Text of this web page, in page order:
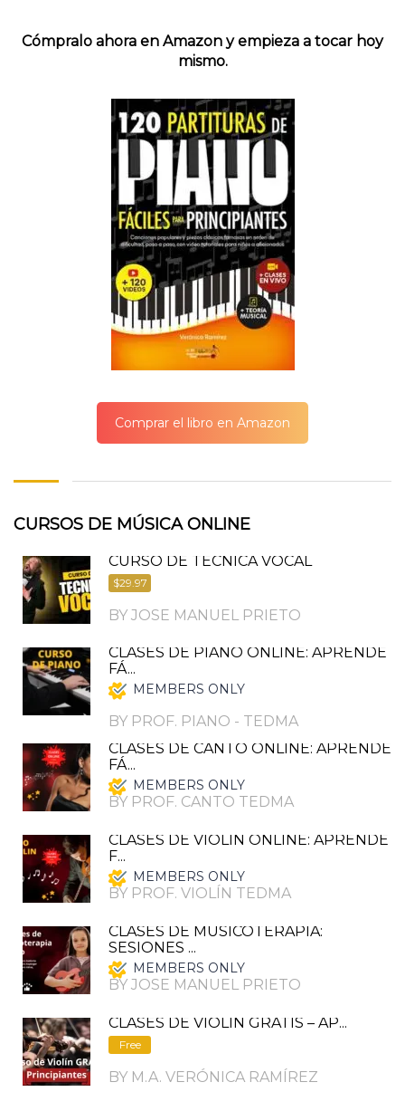
Cómpralo ahora en Amazon y empieza a tocar hoy
mismo.
Comprar el libro en Amazon
CURSOS DE MÚSICA ONLINE
CURSO DE TÉCNICA VOCAL
$29.97
BY JOSE MANUEL PRIETO
CLASES DE PIANO ONLINE: APRENDE
FÁ...
MEMBERS ONLY
BY PROF. PIANO - TEDMA
CLASES DE CANTO ONLINE: APRENDE
FÁ...
MEMBERS ONLY
BY PROF. CANTO TEDMA
CLASES DE VIOLIN ONLINE: APRENDE
F...
MEMBERS ONLY
BY PROF. VIOLÍN TEDMA
CLASES DE MUSICOTERAPIA:
SESIONES ...
MEMBERS ONLY
BY JOSE MANUEL PRIETO
CLASES DE VIOLIN GRATIS – AP...
Free
BY M.A. VERÓNICA RAMÍREZ